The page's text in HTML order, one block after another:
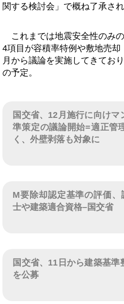
関する検討会」で概ね了承され
これまでは地震安全性のみ
4項目が容積率特例や敷地売
月から議論を実施してきてお
の予定。
国交省、12月施行に向けマ
準策定の議論開始=適正管
く、外壁剥落も対象に
M要除却認定基準の評価
士や建築適合資格–国交省
国交省、11日から建築基準
を公募